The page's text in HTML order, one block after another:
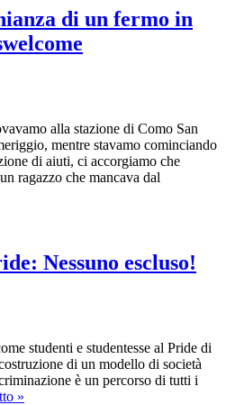
di un fermo in
alla stazione di Como San
mentre stavamo cominciando
di aiuti, ci accorgiamo che
ragazzo che mancava dal
Nessuno escluso!
studenti e studentesse al Pride di
di un modello di società
è un percorso di tutti i
»